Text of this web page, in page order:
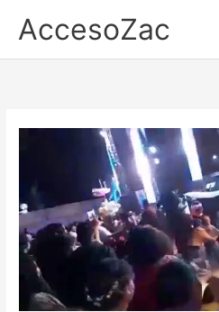
AccesoZac